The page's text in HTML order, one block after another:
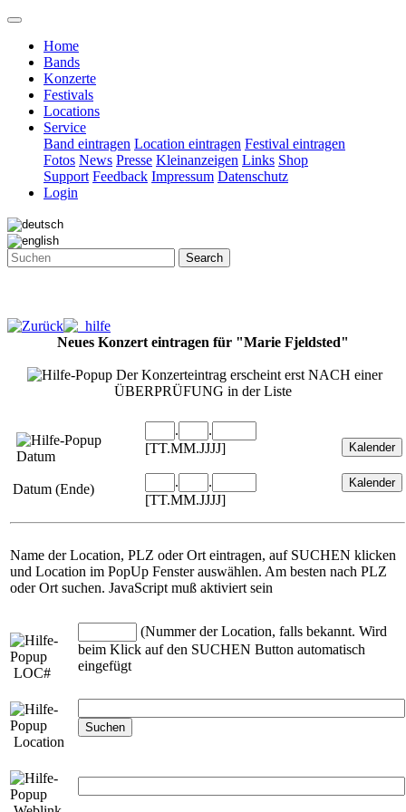
Home
Bands
Konzerte
Festivals
Locations
Service
Band eintragen Location eintragen Festival eintragen
Fotos News Presse Kleinanzeigen Links Shop
Support Feedback Impressum Datenschutz
Login
Search
Neues Konzert eintragen für "Marie Fjeldsted"
Der Konzerteintrag erscheint erst NACH einer
ÜBERPRÜFUNG in der Liste
Datum
Datum (Ende)
.
.
[TT.MM.JJJJ]
.
.
[TT.MM.JJJJ]
Name der Location, PLZ oder Ort eintragen, auf SUCHEN klicken
und Location im PopUp Fenster auswählen. Am besten nach PLZ
oder Ort suchen. JavaScript muß aktiviert sein
LOC#
(Nummer der Location, falls bekannt. Wird
beim Klick auf den SUCHEN Button automatisch
eingefügt
Location